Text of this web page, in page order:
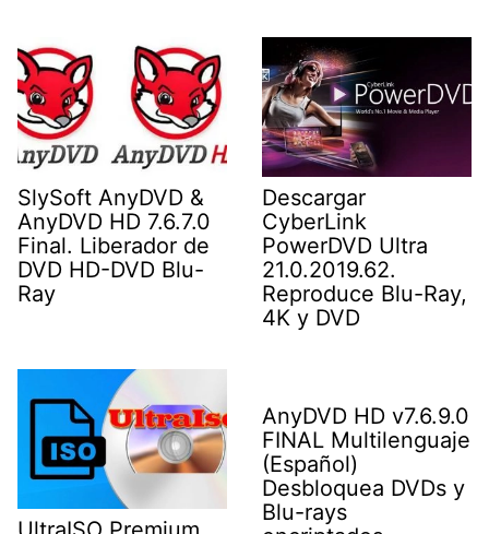
SlySoft AnyDVD &
AnyDVD HD 7.6.7.0
Final. Liberador de
DVD HD-DVD Blu-
Ray
Descargar
CyberLink
PowerDVD Ultra
21.0.2019.62.
Reproduce Blu-Ray,
4K y DVD
AnyDVD HD v7.6.9.0
FINAL Multilenguaje
(Español)
Desbloquea DVDs y
Blu-rays